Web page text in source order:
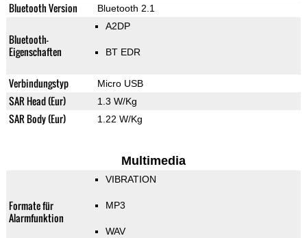
Bluetooth Version Bluetooth 2.1
Bluetooth-
Eigenschaften
A2DP
BT EDR
Verbindungstyp Micro USB
SAR Head (Eur) 1.3 W/Kg
SAR Body (Eur) 1.22 W/Kg
Multimedia
Formate für
Alarmfunktion
VIBRATION
MP3
WAV